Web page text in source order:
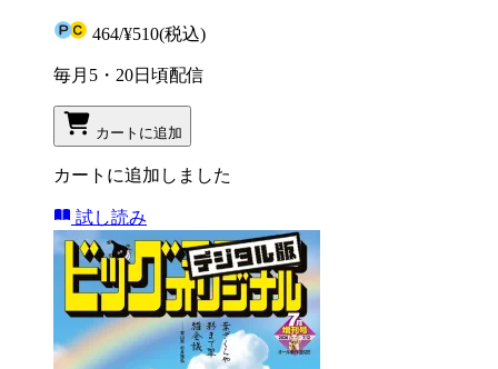
464/¥510(税込)
毎月5・20日頃配信
カートに追加
カートに追加しました
試し読み